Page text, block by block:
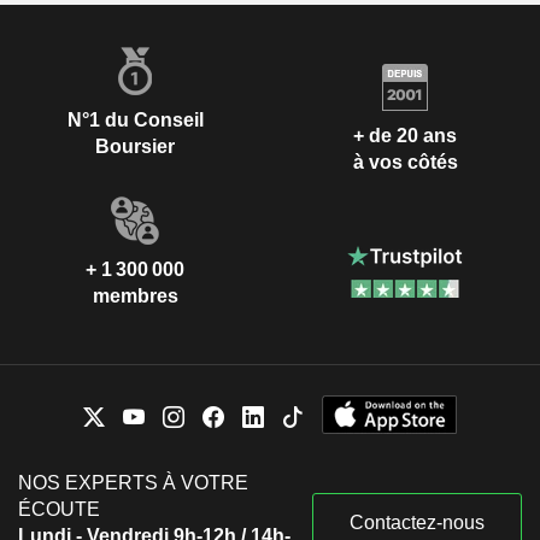
N°1 du Conseil
Boursier
+ de 20 ans
à vos côtés
+ 1 300 000
membres
NOS EXPERTS À VOTRE
ÉCOUTE
Contactez-nous